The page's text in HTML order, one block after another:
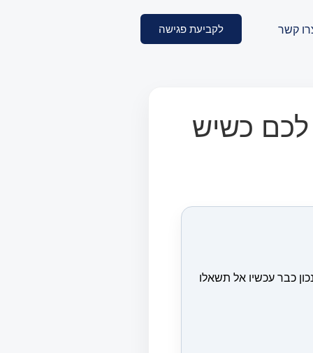
קשר לקביעת פגישה
לכם כשיש
כבר עכשיו אל תשאלו